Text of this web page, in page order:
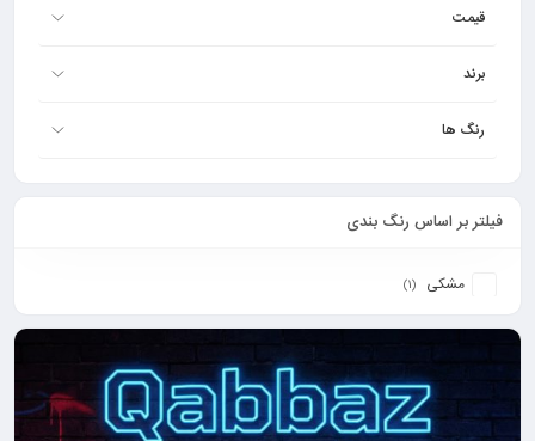
قیمت
برند
رنگ ها
فیلتر بر اساس رنگ بندی
مشکی (1)